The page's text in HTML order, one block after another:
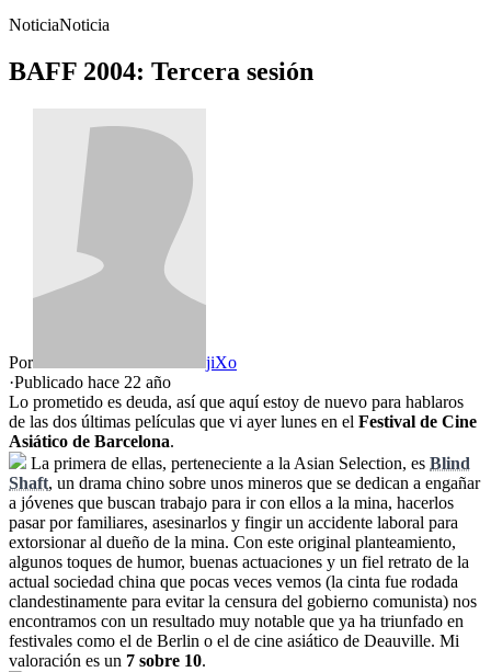
NoticiaNoticia
BAFF 2004: Tercera sesión
Por
jiXo
·Publicado hace 22 año
Lo prometido es deuda, así que aquí estoy de nuevo para hablaros
de las dos últimas películas que vi ayer lunes en el Festival de Cine
Asiático de Barcelona.
La primera de ellas, perteneciente a la Asian Selection, es Blind
Shaft, un drama chino sobre unos mineros que se dedican a engañar
a jóvenes que buscan trabajo para ir con ellos a la mina, hacerlos
pasar por familiares, asesinarlos y fingir un accidente laboral para
extorsionar al dueño de la mina. Con este original planteamiento,
algunos toques de humor, buenas actuaciones y un fiel retrato de la
actual sociedad china que pocas veces vemos (la cinta fue rodada
clandestinamente para evitar la censura del gobierno comunista) nos
encontramos con un resultado muy notable que ya ha triunfado en
festivales como el de Berlin o el de cine asiático de Deauville. Mi
valoración es un 7 sobre 10.